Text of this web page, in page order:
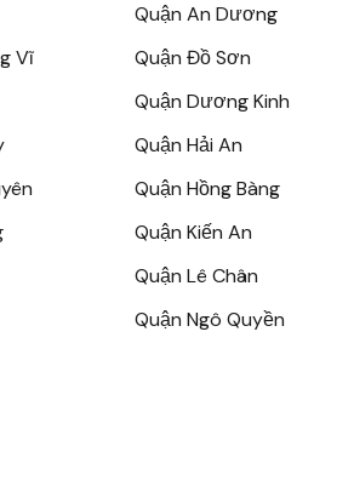
Vĩ
Quận An Dương
Quận Đồ Sơn
Quận Dương Kinh
Quận Hải An
Quận Hồng Bàng
Quận Kiến An
Quận Lê Chân
Quận Ngô Quyền